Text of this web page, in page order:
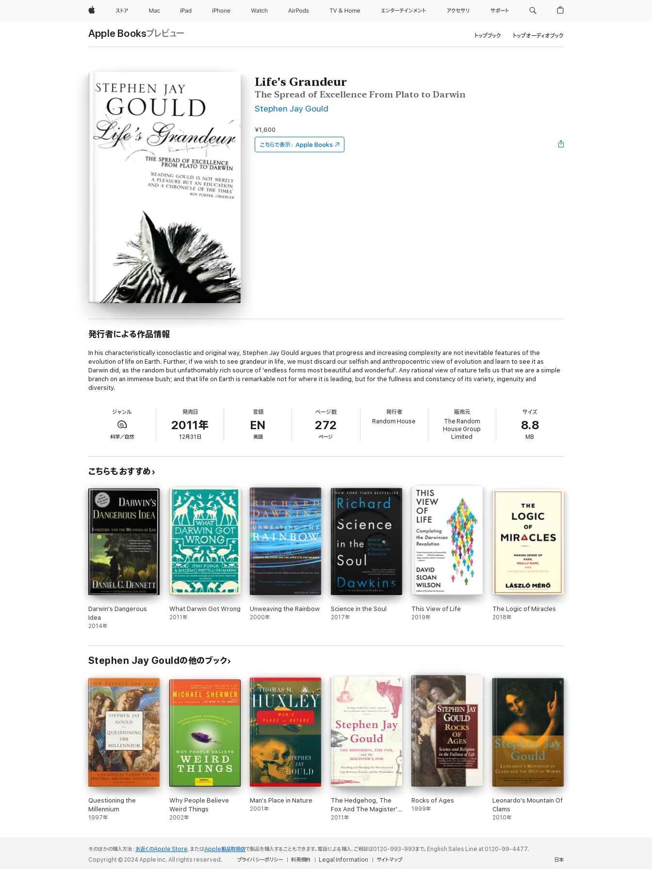
Appleストア Mac iPad iPhone Watch AirPods TV & Home エンターテインメント アクセサリ サポート
Apple Booksプレビュー トップブック トップオーディオブック
Life's Grandeur
The Spread of Excellence From Plato to Darwin
Stephen Jay Gould
¥1,600
こちらで表示： Apple Books
発行者による作品情報
In his characteristically iconoclastic and original way, Stephen Jay Gould argues that progress and increasing complexity are not inevitable features of the
evolution of life on Earth. Further, if we wish to see grandeur in life, we must discard our selfish and anthropocentric view of evolution and learn to see it as
Darwin did, as the random but unfathomably rich source of 'endless forms most beautiful and wonderful'. Any rational view of nature tells us that we are a simple
branch on an immense bush; and that life on Earth is remarkable not for where it is leading, but for the fullness and constancy of its variety, ingenuity and
diversity.
ジャンル
科学／自然
発売日
2011年
12月31日
言語
EN
英語
ページ数
272
ページ
発行者
Random House
販売元
The Random
House Group
Limited
サイズ
8.8
MB
こちらもおすすめ
Darwin's Dangerous
Idea
2014年
What Darwin Got Wrong
2011年
Unweaving the Rainbow
2000年
Science in the Soul
2017年
This View of Life
2019年
The Logic of Miracles
2018年
Stephen Jay Gouldの他のブック
Questioning the
Millennium
1997年
Why People Believe
Weird Things
2002年
Man's Place in Nature
2001年
The Hedgehog, The
Fox And The Magister's
Pox
2011年
Rocks of Ages
1999年
Leonardo's Mountain Of
Clams
2010年
そのほかの購入方法： お近くのApple Store、またはApple製品取扱店で製品を購入することもできます。電話による購入、ご相談は0120-993-993まで。English Sales Line at 0120-99-4477.
日本
Copyright © 2024 Apple Inc. All rights reserved. プライバシーポリシー 利用規約 Legal Information サイトマップ